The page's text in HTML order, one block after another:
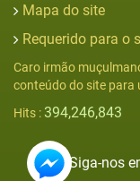
Mapa do site
Requerido para o
Caro irmão
conteúdo do site para
Hits : 394,246,843
Siga-nos